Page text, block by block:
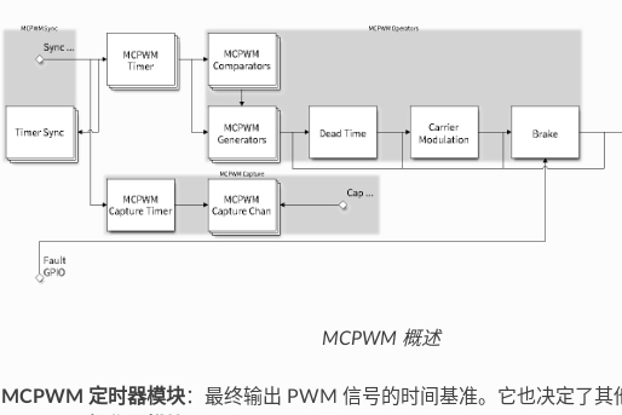
MCPWM 概述
MCPWM 定时器模块：最终输出 PWM 信号的时间基准。它也决定了其